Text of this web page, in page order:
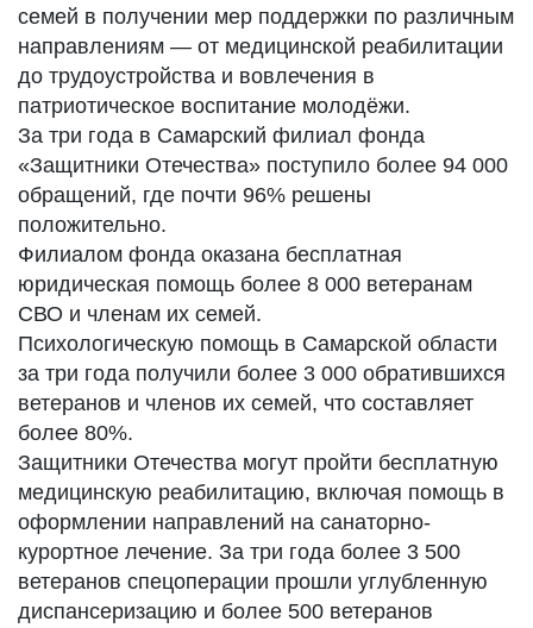
семей в получении мер поддержки по различным
направлениям — от медицинской реабилитации
до трудоустройства и вовлечения в
патриотическое воспитание молодёжи.
За три года в Самарский филиал фонда
«Защитники Отечества» поступило более 94 000
обращений, где почти 96% решены
положительно.
Филиалом фонда оказана бесплатная
юридическая помощь более 8 000 ветеранам
СВО и членам их семей.
Психологическую помощь в Самарской области
за три года получили более 3 000 обратившихся
ветеранов и членов их семей, что составляет
более 80%.
Защитники Отечества могут пройти бесплатную
медицинскую реабилитацию, включая помощь в
оформлении направлений на санаторно-
курортное лечение. За три года более 3 500
ветеранов спецоперации прошли углубленную
диспансеризацию и более 500 ветеранов